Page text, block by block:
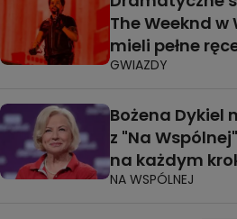
The Weeknd
mieli pełne
GWIAZDY
Bożena Dykiel
z "Na
na każdym
NA WSPÓLNEJ